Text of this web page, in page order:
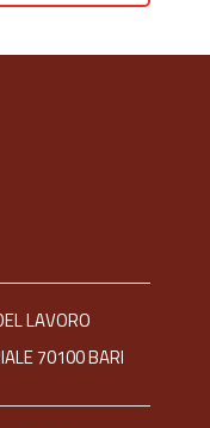
LAVORO
70100 BARI